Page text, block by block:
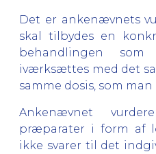
Det er ankenævnets
skal tilbydes en
behandlingen som
iværksættes med det
samme dosis, som
Ankenævnet
præparater i form af
ikke svarer til det